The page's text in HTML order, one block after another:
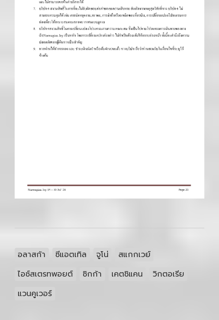
อลาสก้า ซีแอตเทิล จูโน่
สแกกเวย์
ไอซ์สเตรทพอยต์
ซิกก้า เคตชิแคน
วิกตอเรีย
แวนคูเวอร์